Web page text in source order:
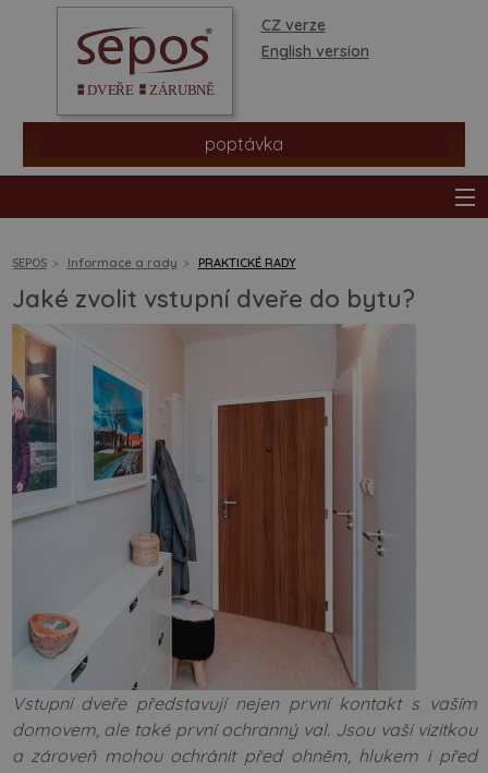
CZ verze
English version
poptávka
produkty
prodejní síť
informace a rady
SEPOS Informace a rady PRAKTICKÉ RADY
Jaké zvolit vstupní dveře do bytu?
Vstupní dveře představují nejen první kontakt s vaším
domovem, ale také první ochranný val. Jsou vaší vizitkou
a zároveň mohou ochránit před ohněm, hlukem i před